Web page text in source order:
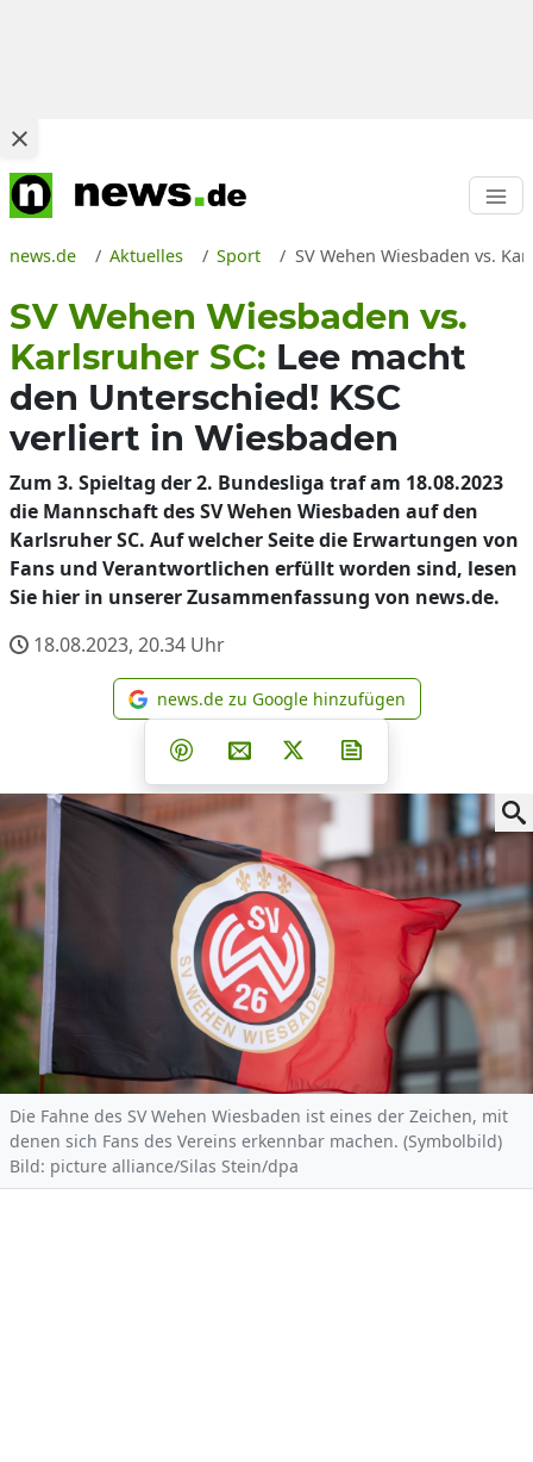
news.de Aktuelles Sport SV Wehen Wiesbaden vs.
SV Wehen Wiesbaden vs.
Karlsruher SC: Lee macht
den Unterschied! KSC
verliert in Wiesbaden
Zum 3. Spieltag der 2. Bundesliga traf am 18.08.2023
die Mannschaft des SV Wehen Wiesbaden auf den
Karlsruher SC. Auf welcher Seite die Erwartungen von
Fans und Verantwortlichen erfüllt worden sind, lesen
Sie hier in unserer Zusammenfassung von news.de.
18.08.2023, 20.34 Uhr
news.de zu Google
news.de zu Google hinzufügen
Teilen auf Facebook
Teilen auf Whatsapp
Teilen auf Telegram
Teilen auf Pinterest
Per E-Mail teilen
Post auf X
Die Fahne des SV Wehen Wiesbaden ist eines der Zeichen, mit
denen sich Fans des Vereins erkennbar machen. (Symbolbild)
Bild: picture alliance/Silas Stein/dpa